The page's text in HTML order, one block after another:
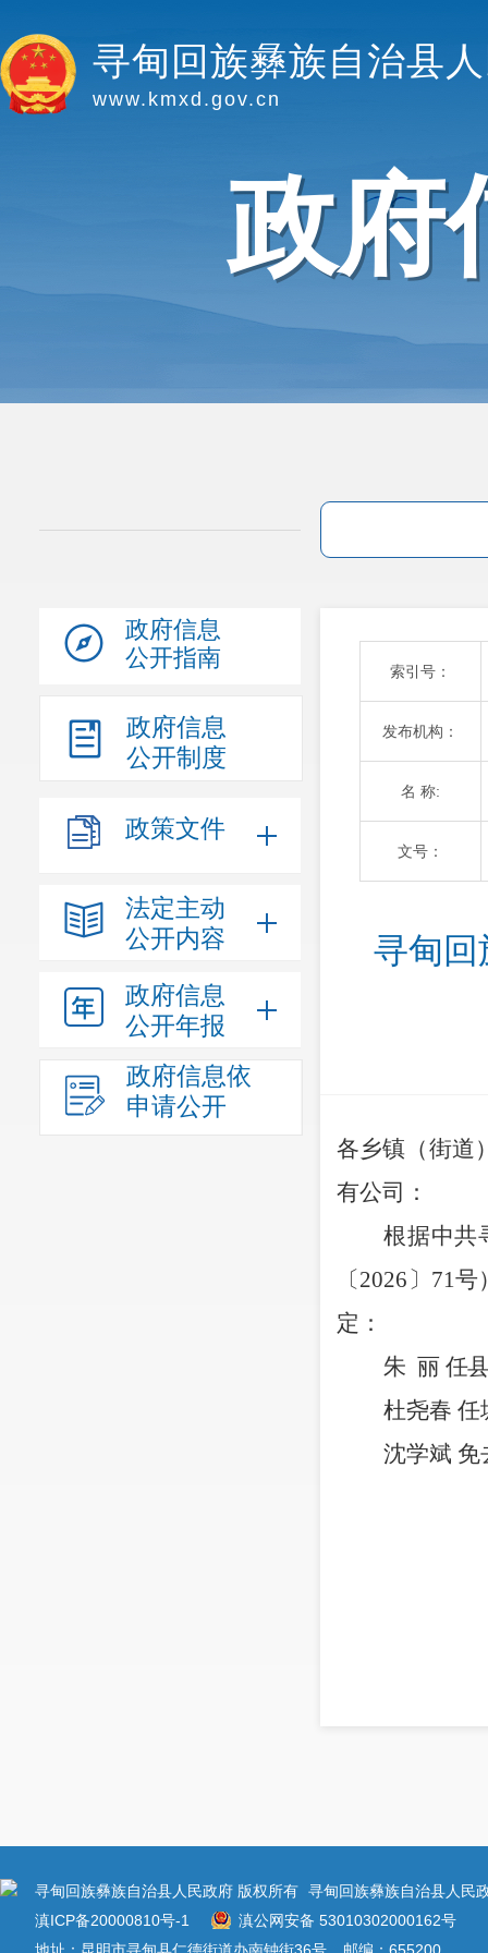
寻甸回族彝族自治县
www.kmxd.gov.cn
政府
政府信息
公开指南
政府信息
公开制度
政策文件
法定主动
公开内容
政府信息
公开年报
政府信息依
申请公开
索引号：
发布机构：
名 称:
文号：
寻甸回
各乡镇 （街道
有公司：
根据中共
〔2026 〕 71号
定 ：
朱 丽 任
杜尧春 任
沈学斌 免
寻甸回族彝族自治县人民政府 版权所有 寻甸回族彝族自治县人民
滇ICP备20000810号-1
滇公网安备 53010302000162号